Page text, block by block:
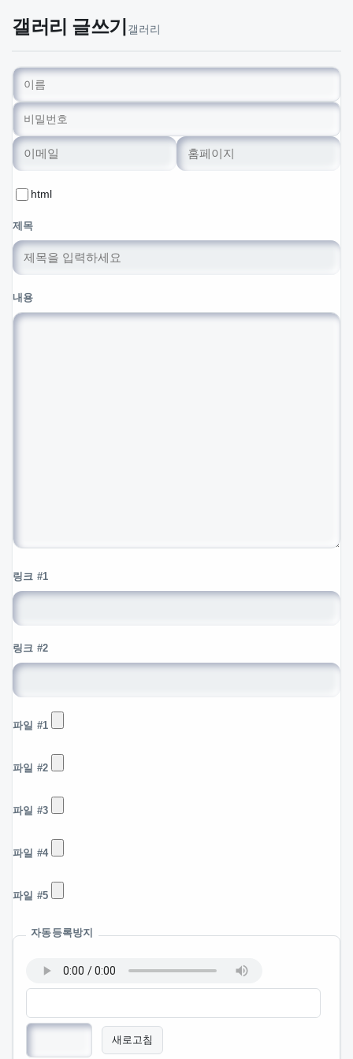
갤러리 글쓰기 갤러리
이름필수
비밀번호필수
이메일
홈페이지
옵션html
제목
내용
웹에디터 시작
링크 #1
링크 #2
파일 #1
파일 #2
파일 #3
파일 #4
파일 #5
자동등록방지
새로고침